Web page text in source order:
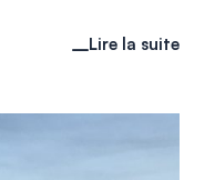
Lire la suite